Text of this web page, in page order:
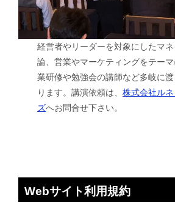
経営者やリーダーを対象にしたマ
論、営業やマーケティングをテー
業研修や勉強会の講師など多岐に
ります。講演依頼は、株式会社ル
ズへお問合せ下さい。
Webサイト利用規約